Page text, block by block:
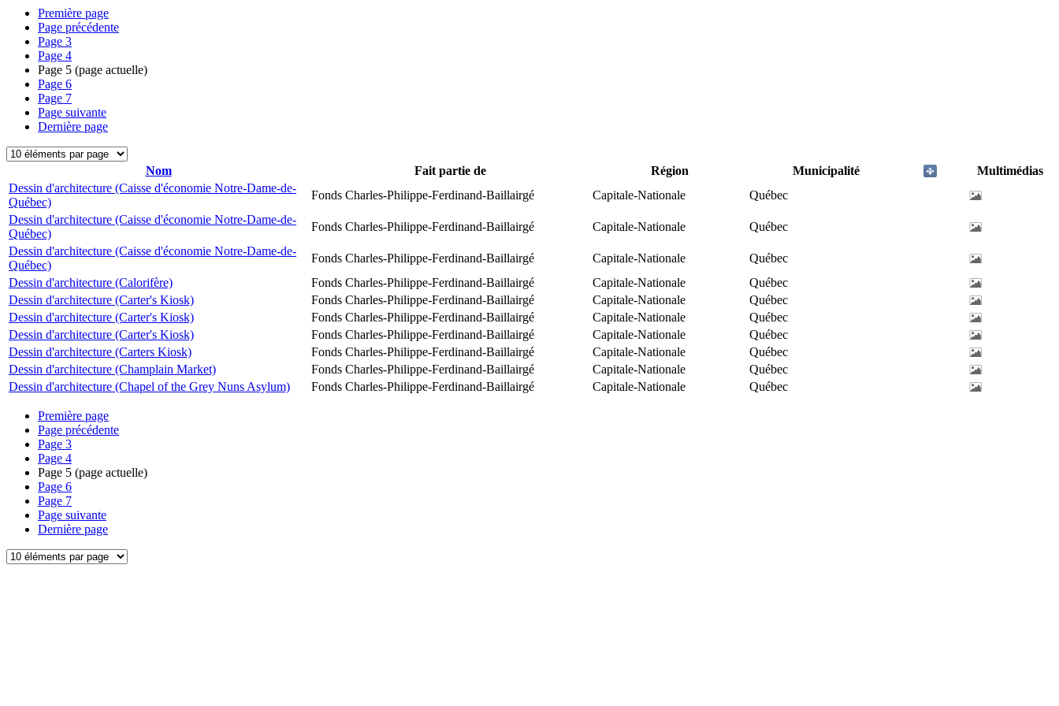
Première page
Page précédente
Page 3
Page 4
Page 5 (page actuelle)
Page 6
Page 7
Page suivante
Dernière page
Nom Fait partie de Région Municipalité
Multimédias
Dessin d'architecture (Caisse d'économie Notre-Dame-de-
Québec)
Fonds Charles-Philippe-Ferdinand-Baillairgé Capitale-Nationale
Québec
Dessin d'architecture (Caisse d'économie Notre-Dame-de-
Québec)
Fonds Charles-Philippe-Ferdinand-Baillairgé Capitale-Nationale
Québec
Dessin d'architecture (Caisse d'économie Notre-Dame-de-
Québec)
Fonds Charles-Philippe-Ferdinand-Baillairgé Capitale-Nationale
Québec
Dessin d'architecture (Calorifère)
Fonds Charles-Philippe-Ferdinand-Baillairgé Capitale-Nationale
Québec
Dessin d'architecture (Carter's Kiosk)
Fonds Charles-Philippe-Ferdinand-Baillairgé Capitale-Nationale
Québec
Dessin d'architecture (Carter's Kiosk)
Fonds Charles-Philippe-Ferdinand-Baillairgé Capitale-Nationale
Québec
Dessin d'architecture (Carter's Kiosk)
Fonds Charles-Philippe-Ferdinand-Baillairgé Capitale-Nationale
Québec
Dessin d'architecture (Carters Kiosk)
Fonds Charles-Philippe-Ferdinand-Baillairgé Capitale-Nationale
Québec
Dessin d'architecture (Champlain Market)
Fonds Charles-Philippe-Ferdinand-Baillairgé Capitale-Nationale
Québec
Dessin d'architecture (Chapel of the Grey Nuns Asylum)
Fonds Charles-Philippe-Ferdinand-Baillairgé Capitale-Nationale Québec
Première page
Page précédente
Page 3
Page 4
Page 5 (page actuelle)
Page 6
Page 7
Page suivante
Dernière page